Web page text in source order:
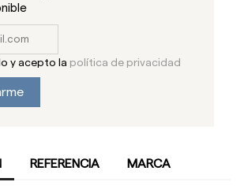
y acepto la política de privacidad
REFERENCIA MARCA